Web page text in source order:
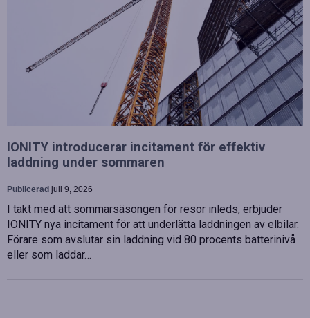
IONITY introducerar incitament för effektiv
laddning under sommaren
Publicerad juli 9, 2026
I takt med att sommarsäsongen för resor inleds, erbjuder
IONITY nya incitament för att underlätta laddningen av elbilar.
Förare som avslutar sin laddning vid 80 procents batterinivå
eller som laddar…